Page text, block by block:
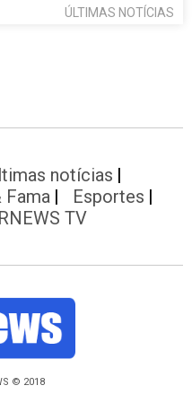
ÚLTIMAS NOTÍCIAS
notícias
Fama
Esportes
TV
© 2018